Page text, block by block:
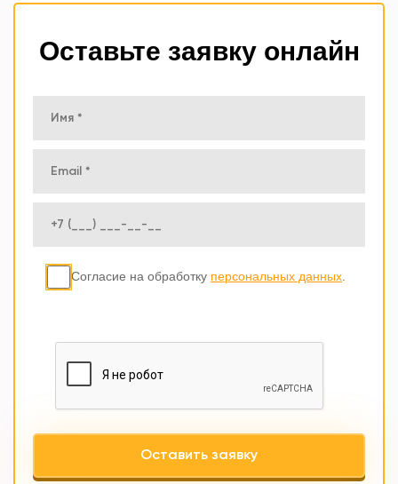
Оставьте заявку онлайн
Согласие на обработку персональных данных.
Оставить заявку